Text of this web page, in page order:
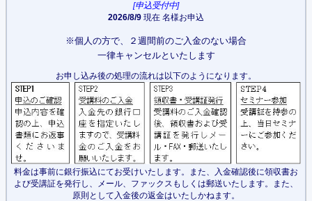
[申込受付中]
2026/8/9 現在 名様お申込
※個人の方で、２週間前のご入金のない場合
一律キャンセルといたします
お申し込み後の処理の流れは以下のようになります。
料金は事前に銀行振込にてお受けいたします。また、入金確認後に領収書お
よび受講証を発行し、メール、ファックスもしくは郵送いたします。また、
原則として入金後の返金はいたしかねます。